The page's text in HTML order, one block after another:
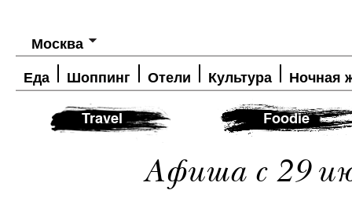
Москва
Еда Шоппинг Отели Культура Ночная
Travel Foodie
Афиша с 29